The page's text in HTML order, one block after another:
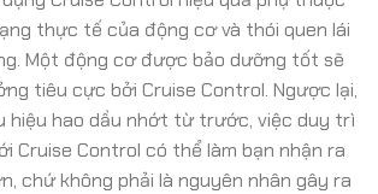
thực tế của động cơ và thói quen lái
Một động cơ được bảo dưỡng tốt sẽ
tiêu cực bởi Cruise Control. Ngược lại,
hiệu hao dầu nhớt từ trước, việc duy trì
Cruise Control có thể làm bạn nhận ra
chứ không phải là nguyên nhân gây ra